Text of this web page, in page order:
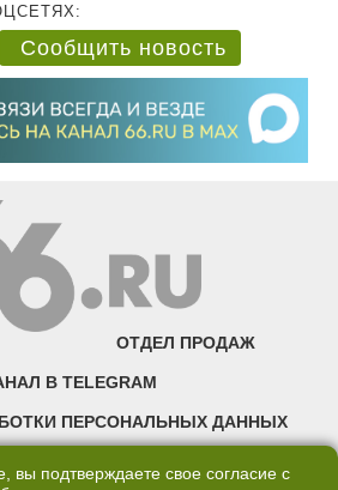
Сообщить новость
ОТДЕЛ ПРОДАЖ
В TELEGRAM
ПЕРСОНАЛЬНЫХ ДАННЫХ
вы подтверждаете свое согласие с